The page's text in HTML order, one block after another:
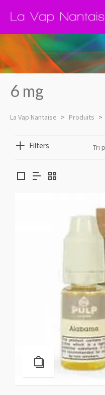
6 mg
La Vap Nantaise > Produits >
Filters